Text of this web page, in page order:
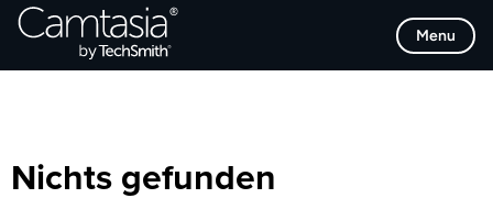
Direkt
zum
Menu
Browse Categories
Nichts gefunden